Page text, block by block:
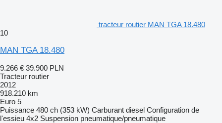
tracteur routier MAN TGA 18.480
10
MAN TGA 18.480
9.266 € 39.900 PLN
Tracteur routier
2012
918.210 km
Euro 5
Puissance 480 ch (353 kW) Carburant diesel Configuration de
l'essieu 4x2 Suspension pneumatique/pneumatique